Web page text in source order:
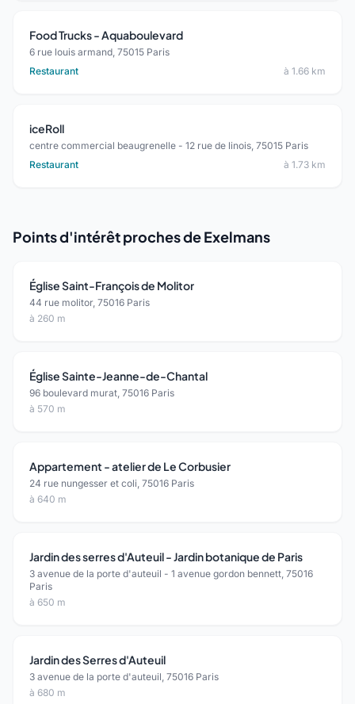
Food Trucks - Aquaboulevard
6 rue louis armand, 75015 Paris
Restaurant
à 1.66 km
iceRoll
centre commercial beaugrenelle - 12 rue de linois, 75015 Paris
Restaurant
à 1.73 km
Points d'intérêt proches de Exelmans
Église Saint-François de Molitor
44 rue molitor, 75016 Paris
à 260 m
Église Sainte-Jeanne-de-Chantal
96 boulevard murat, 75016 Paris
à 570 m
Appartement - atelier de Le Corbusier
24 rue nungesser et coli, 75016 Paris
à 640 m
Jardin des serres d'Auteuil - Jardin botanique de Paris
3 avenue de la porte d'auteuil - 1 avenue gordon bennett, 75016
Paris
à 650 m
Jardin des Serres d'Auteuil
3 avenue de la porte d'auteuil, 75016 Paris
à 680 m